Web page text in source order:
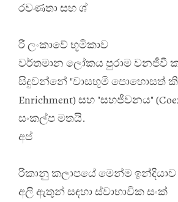
රවණතා සහ ශ්
රී ලංකාවේ භූමිකාව
වර්තමාන ලෝකය පුරාම වනජීවී
සිදුවන්නේ "වාසභූමි පොහොසත්
Enrichment) සහ "සහජීවනය"
සංකල්ප මතයි.
අප්
රිකානු කලාපයේ මෙන්ම ඉන්දියාව
අලි ඇතුන් සඳහා ස්වාභාවික සංක්